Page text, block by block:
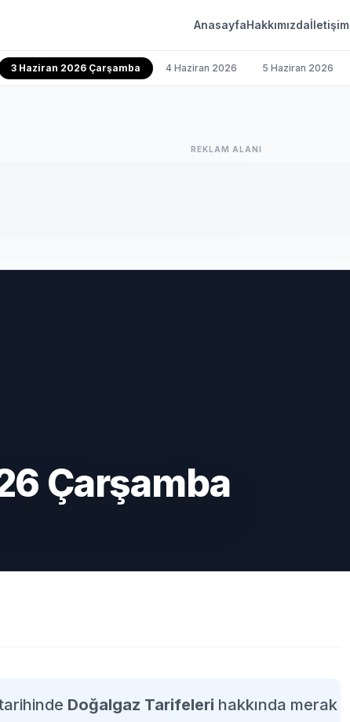
AnasayfaHakkımızdaİletişim
3 Haziran 2026 Çarşamba 4 Haziran 2026 5 Haziran 2026
REKLAM ALANI
Çarşamba
Doğalgaz Tarifeleri hakkında merak